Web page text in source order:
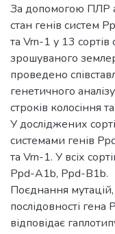
За допомогою ПЛР
стан генів систем
та Vrn-1 у 13 сортів
зрошуваного
проведено
генетичного
строків колосіння
У досліджених
системами генів
та Vrn-1. У всіх
Ppd-A1b, Ppd-B1b.
Поєднання
послідовності гена
відповідає